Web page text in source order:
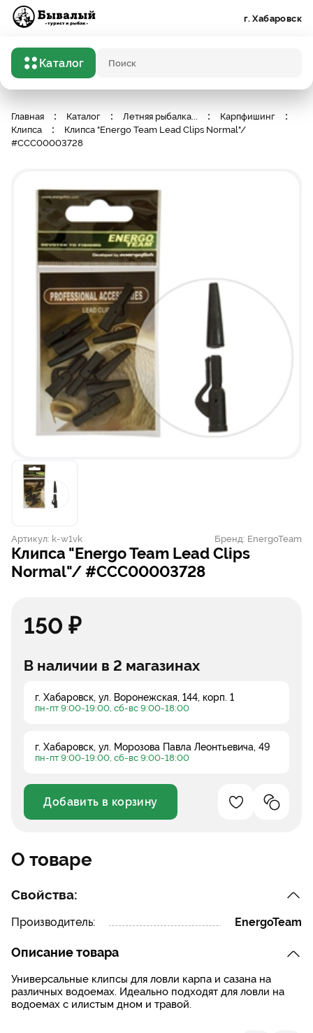
г. Хабаровск
Каталог Поисковый запрос
Главная Каталог Летняя рыбалка...
Карпфишинг
Клипса
Клипса "Energo Team Lead Clips Normal"/
#ССС00003728
Артикул: k-w1vk Бренд: EnergoTeam
клипса "Energo Team Lead Clips
Normal"/ #ССС00003728
150 ₽
В наличии в 2 магазинах
г. Хабаровск, ул. Воронежская, 144, корп. 1
пн-пт 9:00-19:00, сб-вс 9:00-18:00
г. Хабаровск, ул. Морозова Павла Леонтьевича, 49
пн-пт 9:00-19:00, сб-вс 9:00-18:00
Добавить в корзину Добавление в
О товаре
Свойства:
Производитель: EnergoTeam
Описание товара
Универсальные клипсы для ловли карпа и сазана на
различных водоемах. Идеально подходят для ловли на
водоемах с илистым дном и травой.